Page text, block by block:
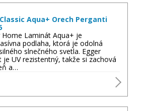
Aqua+ Orech Perganti
Home Laminát Aqua+ je
podlaha, ktorá je odolná
slnečného svetla. Egger
UV rezistentný, takže si zachová
a…